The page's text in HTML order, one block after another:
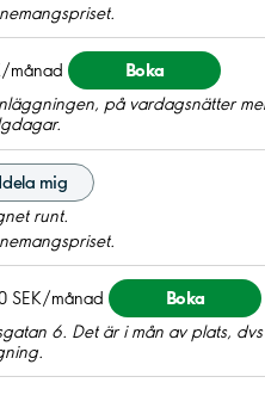
månad Boka
på vardagsnätter
mig
runt.
SEK/månad Boka
6. Det är i mån av plats, dvs